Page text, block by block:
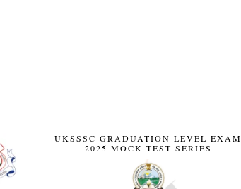
UKSSSC GRADUATION LEVEL EXAM
2025 MOCK TEST SERIES